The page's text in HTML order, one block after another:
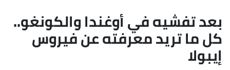
بعد تفشيه في أوغندا والكونغو..
كل ما تريد معرفته عن فيروس
إيبولا